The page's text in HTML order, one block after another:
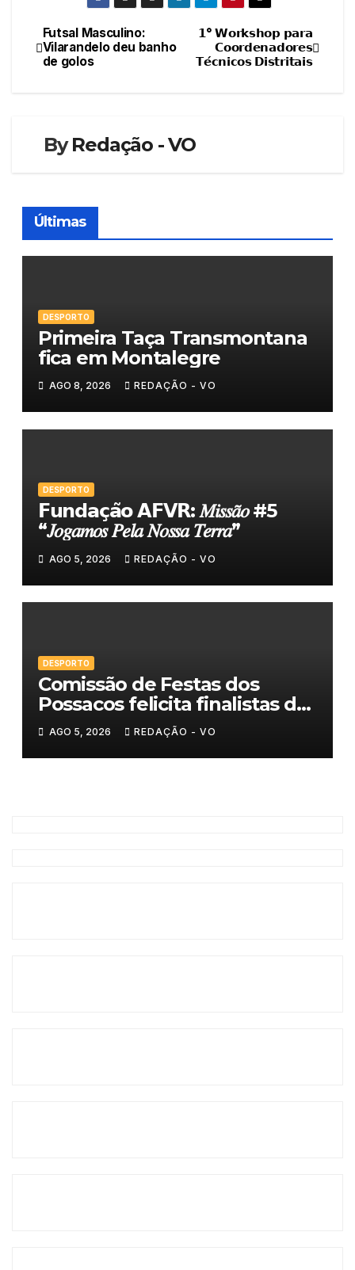
Navegação
de
𝟭° 𝗪𝗼𝗿𝗸𝘀𝗵𝗼𝗽 𝗽𝗮𝗿𝗮
𝗖𝗼𝗼𝗿𝗱𝗲𝗻𝗮𝗱𝗼𝗿𝗲𝘀
𝗧𝗲́𝗰𝗻𝗶𝗰𝗼𝘀 𝗗𝗶𝘀𝘁𝗿𝗶𝘁𝗮𝗶𝘀
Futsal Masculino:
Vilarandelo deu banho
de golos
ByRedação - VO
Últimas
DESPORTO
Primeira Taça Transmontana
fica em Montalegre
AGO 8, 2026 REDAÇÃO - VO
DESPORTO
𝗙𝘂𝗻𝗱𝗮𝗰̧𝗮̃𝗼 𝗔𝗙𝗩𝗥: 𝑀𝑖𝑠𝑠𝑎̃𝑜 #5
“𝐽𝑜𝑔𝑎𝑚𝑜𝑠 𝑃𝑒𝑙𝑎 𝑁𝑜𝑠𝑠𝑎 𝑇𝑒𝑟𝑟𝑎”
AGO 5, 2026 REDAÇÃO - VO
DESPORTO
Comissão de Festas dos
Possacos felicita finalistas do
Torneio de Sueca
AGO 5, 2026 REDAÇÃO - VO